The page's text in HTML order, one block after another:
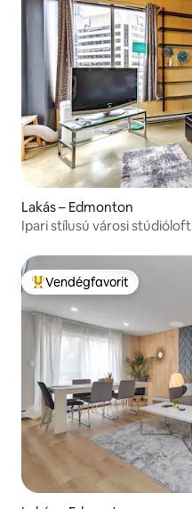
Lakás – Edmonton
Ipari stílusú városi stúdióloft
Kiemelt vendégfavorit
Vendégfavorit